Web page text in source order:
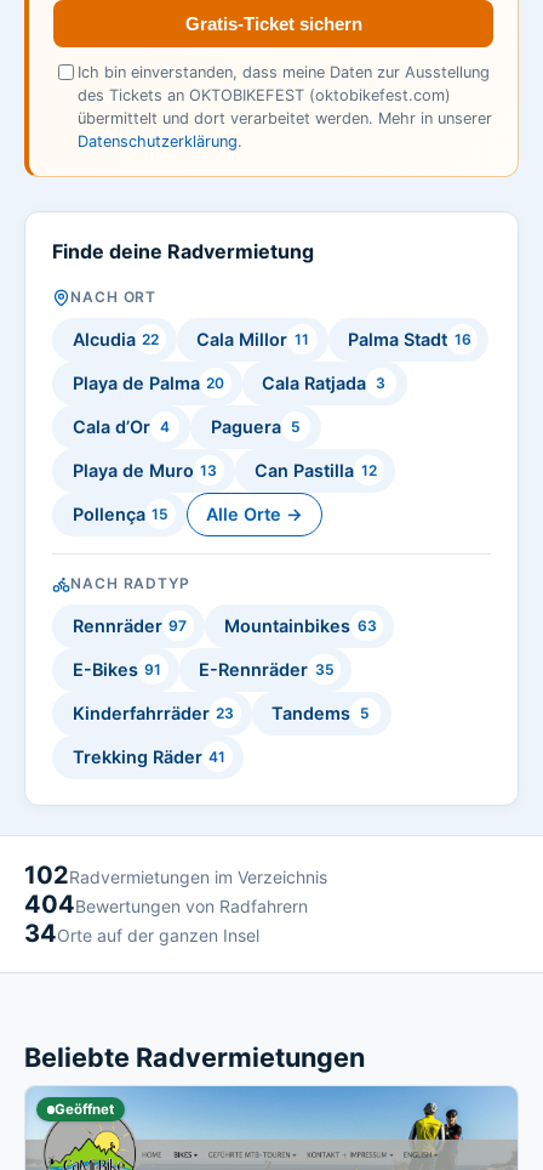
Gratis-Ticket sichern
Ich bin einverstanden, dass meine Daten zur Ausstellung
des Tickets an OKTOBIKEFEST (oktobikefest.com)
übermittelt und dort verarbeitet werden. Mehr in unserer
Datenschutzerklärung.
Finde deine Radvermietung
NACH ORT
Alcudia 22 Cala Millor 11 Palma Stadt 16
Playa de Palma 20 Cala Ratjada 3
Cala d’Or 4 Paguera 5
Playa de Muro 13 Can Pastilla 12
Pollença 15 Alle Orte →
NACH RADTYP
Rennräder 97 Mountainbikes 63
E-Bikes 91 E-Rennräder 35
Kinderfahrräder 23 Tandems 5
Trekking Räder 41
102Radvermietungen im Verzeichnis
404Bewertungen von Radfahrern
34Orte auf der ganzen Insel
Beliebte Radvermietungen
Geöffnet